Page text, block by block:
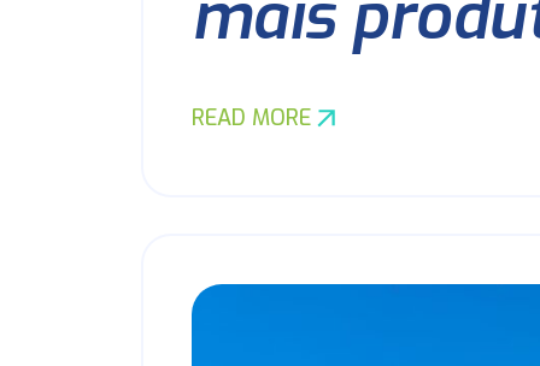
READ MORE